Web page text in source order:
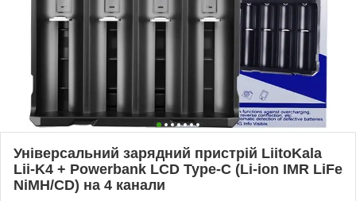
Універсальний зарядний пристрій LiitoKala
Lii-K4 + Powerbank LCD Type-C (Li-ion IMR LiFe
NiMH/CD) на 4 канали